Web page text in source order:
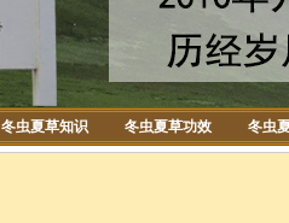
冬虫夏草知识 冬虫夏草功效 冬虫